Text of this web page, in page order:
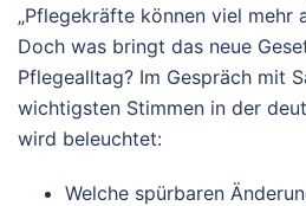
„Pflegekräfte können viel mehr
Doch was bringt das neue
Pflegealltag? Im Gespräch mit
wichtigsten Stimmen in der
wird beleuchtet:
Welche spürbaren